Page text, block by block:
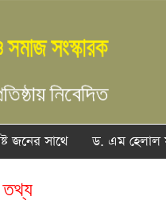
জনের সাথে ড. এম হেলাল
তথ্য